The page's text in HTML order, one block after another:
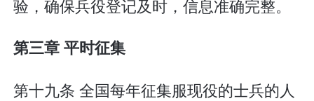
验，确保兵役登记及时，信息准确完整。
第三章 平时征集
第十九条 全国每年征集服现役的士兵的人